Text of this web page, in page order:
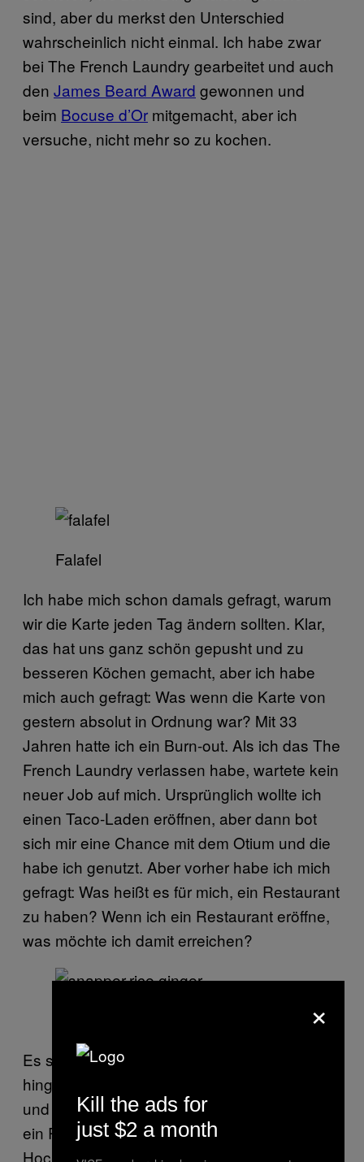
sind, aber du merkst den Unterschied
wahrscheinlich nicht einmal. Ich habe zwar
bei The French Laundry gearbeitet und auch
den James Beard Award gewonnen und
beim Bocuse d’Or mitgemacht, aber ich
versuche, nicht mehr so zu kochen.
Falafel
Ich habe mich schon damals gefragt, warum
wir die Karte jeden Tag ändern sollten. Klar,
das hat uns ganz schön gepusht und zu
besseren Köchen gemacht, aber ich habe
mich auch gefragt: Was wenn die Karte von
gestern absolut in Ordnung war? Mit 33
Jahren hatte ich ein Burn-out. Als ich das The
French Laundry verlassen habe, wartete kein
neuer Job auf mich. Ursprünglich wollte ich
einen Taco-Laden eröffnen, aber dann bot
sich mir eine Chance mit dem Otium und die
habe ich genutzt. Aber vorher habe ich mich
gefragt: Was heißt es für mich, ein Restaurant
zu haben? Wenn ich ein Restaurant eröffne,
was möchte ich damit erreichen?
Es sollte ein Ort sein, wo man einfach „mal
hingeht” und sich einen Happen zu essen
und einen guten Cocktail gönnt, aber auch
ein Restaurant, wo ich mit meiner Frau zum
Hochzeitstag hingehen würde. Also brauchte
×
Kill the ads for
just $2 a month